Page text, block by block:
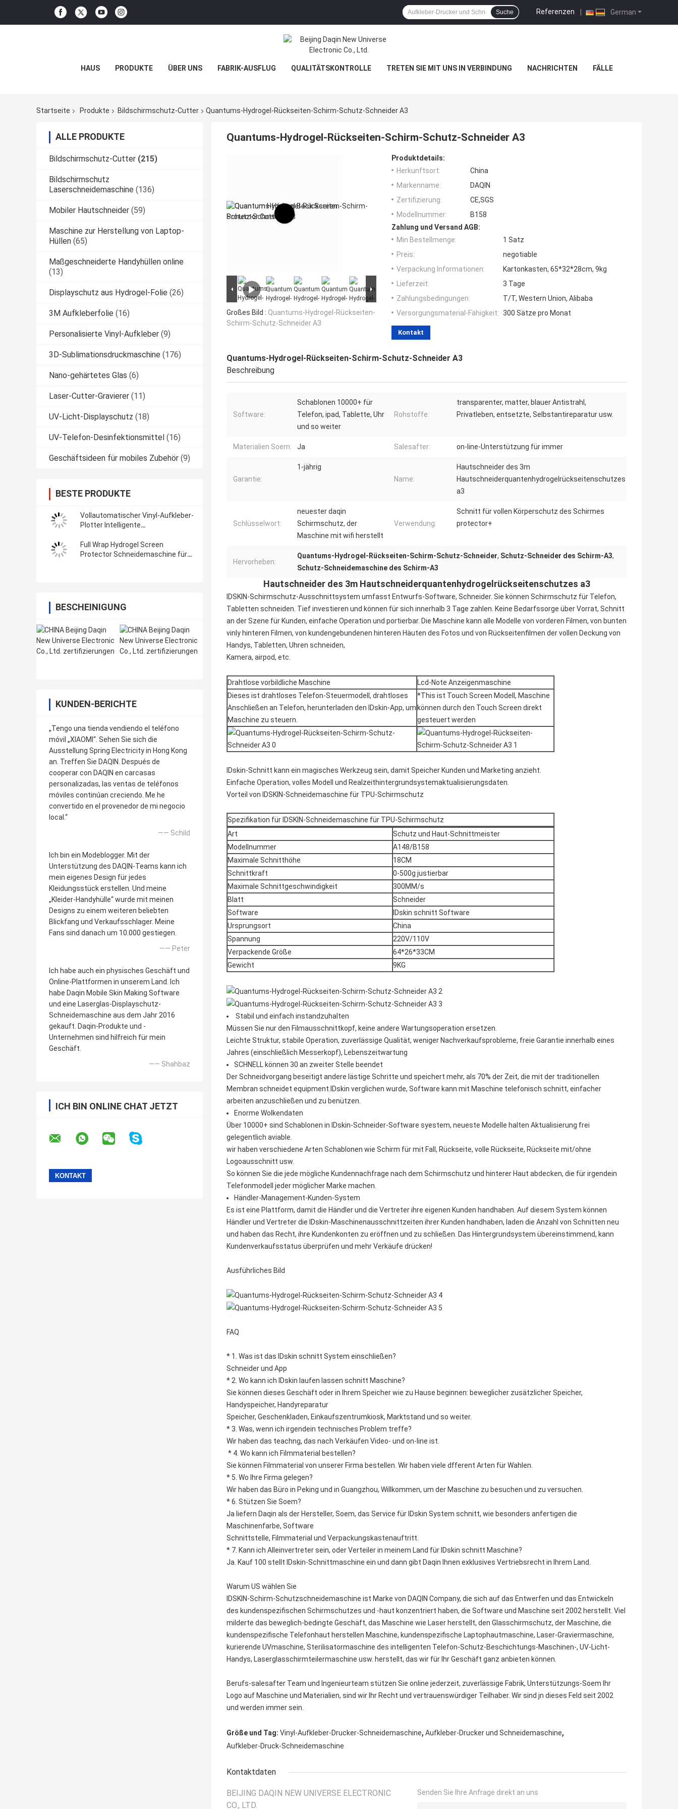
German
Referenzen |
Suche
HAUS PRODUKTE ÜBER UNS FABRIK-AUSFLUG QUALITÄTSKONTROLLE TRETEN SIE MIT UNS IN VERBINDUNG NACHRICHTEN FÄLLE
Startseite Produkte Bildschirmschutz-Cutter Quantums-Hydrogel-Rückseiten-Schirm-Schutz-Schneider A3
ALLE PRODUKTE
Bildschirmschutz-Cutter (215)
Bildschirmschutz
Laserschneidemaschine (136)
Mobiler Hautschneider (59)
Maschine zur Herstellung von Laptop-
Hüllen (65)
Maßgeschneiderte Handyhüllen online
(13)
Displayschutz aus Hydrogel-Folie (26)
3M Aufkleberfolie (16)
Personalisierte Vinyl-Aufkleber (9)
3D-Sublimationsdruckmaschine (176)
Nano-gehärtetes Glas (6)
Laser-Cutter-Gravierer (11)
UV-Licht-Displayschutz (18)
UV-Telefon-Desinfektionsmittel (16)
Geschäftsideen für mobiles Zubehör (9)
BESTE PRODUKTE
Vollautomatischer Vinyl-Aufkleber-
Plotter Intelligente
Bluetooth
Full Wrap Hydrogel Screen
Protector Schneidemaschine für
BESCHEINIGUNG
KUNDEN-BERICHTE
„Tengo una tienda vendiendo el teléfono
móvil „XIAOMI“. Sehen Sie sich die
Ausstellung Spring Electricity in Hong Kong
an. Treffen Sie DAQIN. Después de
cooperar con DAQIN en carcasas
personalizadas, las ventas de teléfonos
móviles continúan creciendo. Me he
convertido en el provenedor de mi negocio
local.“
—— Schild
Ich bin ein Modeblogger. Mit der
Unterstützung des DAQIN-Teams kann ich
mein eigenes Design für jedes
Kleidungsstück erstellen. Und meine
„Kleider-Handyhülle“ wurde mit meinen
Designs zu einem weiteren beliebten
Blickfang und Verkaufsschlager. Meine
Fans sind danach um 10.000 gestiegen.
—— Peter
Ich habe auch ein physisches Geschäft und
Online-Plattformen in unserem Land. Ich
habe Daqin Mobile Skin Making Software
und eine Laserglas-Displayschutz-
Schneidemaschine aus dem Jahr 2016
gekauft. Daqin-Produkte und -
Unternehmen sind hilfreich für mein
Geschäft.
—— Shahbaz
ICH BIN ONLINE CHAT JETZT
Quantums-Hydrogel-Rückseiten-Schirm-Schutz-Schneider A3
Großes Bild : Quantums-Hydrogel-Rückseiten-
Schirm-Schutz-Schneider A3
Produktdetails:
Herkunftsort:
China
Markenname:
DAQIN
Zertifizierung:
CE,SGS
Modellnummer:
B158
Zahlung und Versand AGB:
Min Bestellmenge:
1 Satz
Preis:
negotiable
Verpackung Informationen:
Kartonkasten, 65*32*28cm, 9kg
Lieferzeit:
3 Tage
Zahlungsbedingungen:
T/T, Western Union, Alibaba
Versorgungsmaterial-Fähigkeit: 300 Sätze pro Monat
Kontakt
Quantums-Hydrogel-Rückseiten-Schirm-Schutz-Schneider A3
Beschreibung
Software:
Schablonen 10000+ für
Telefon, ipad, Tablette, Uhr
und so weiter
Rohstoffe:
transparenter, matter, blauer Antistrahl,
Privatleben, entsetzte, Selbstantireparatur usw.
Materialien Soem: Ja Salesafter: on-line-Unterstützung für immer
Garantie:
1-jährig
Name:
Hautschneider des 3m
Hautschneiderquantenhydrogelrückseitenschutzes
a3
Schlüsselwort:
neuester daqin
Schirmschutz, der
Maschine mit wifi herstellt
Verwendung:
Schnitt für vollen Körperschutz des Schirmes
protector+
Hervorheben:
Quantums-Hydrogel-Rückseiten-Schirm-Schutz-Schneider, Schutz-Schneider des Schirm-A3,
Schutz-Schneidemaschine des Schirm-A3
Hautschneider des 3m Hautschneiderquantenhydrogelrückseitenschutzes a3
IDSKIN-Schirmschutz-Ausschnittsystem umfasst Entwurfs-Software, Schneider. Sie können Schirmschutz für Telefon,
Tabletten schneiden. Tief investieren und können für sich innerhalb 3 Tage zahlen. Keine Bedarfssorge über Vorrat, Schnitt
an der Szene für Kunden, einfache Operation und portierbar. Die Maschine kann alle Modelle von vorderen Filmen, von bunten
vinly hinteren Filmen, von kundengebundenen hinteren Häuten des Fotos und von Rückseitenfilmen der vollen Deckung von
Handys, Tabletten, Uhren schneiden,
Kamera, airpod, etc.
Drahtlose vorbildliche Maschine
Lcd-Note Anzeigenmaschine
Dieses ist drahtloses Telefon-Steuermodell, drahtloses
Anschließen an Telefon, herunterladen den IDskin-App, um
Maschine zu steuern.
*This ist Touch Screen Modell, Maschine
können durch den Touch Screen direkt
gesteuert werden
IDskin-Schnitt kann ein magisches Werkzeug sein, damit Speicher Kunden und Marketing anzieht.
Einfache Operation, volles Modell und Realzeithintergrundsystemaktualisierungsdaten.
Vorteil von IDSKIN-Schneidemaschine für TPU-Schirmschutz
Spezifikation für IDSKIN-Schneidemaschine für TPU-Schirmschutz
Art
Schutz und Haut-Schnittmeister
Modellnummer
A148/B158
Maximale Schnitthöhe
18CM
Schnittkraft
0-500g justierbar
Maximale Schnittgeschwindigkeit
300MM/s
Blatt
Schneider
Software
IDskin schnitt Software
Ursprungsort
China
Spannung
220V/110V
Verpackende Größe
64*26*33CM
Gewicht
9KG
Stabil und einfach instandzuhalten
Müssen Sie nur den Filmausschnittkopf, keine andere Wartungsoperation ersetzen.
Leichte Struktur, stabile Operation, zuverlässige Qualität, weniger Nachverkaufsprobleme, freie Garantie innerhalb eines
Jahres (einschließlich Messerkopf), Lebenszeitwartung
SCHNELL können 30 an zweiter Stelle beendet
Der Schneidvorgang beseitigt andere lästige Schritte und speichert mehr, als 70% der Zeit, die mit der traditionellen
Membran schneidet equipment.IDskin verglichen wurde, Software kann mit Maschine telefonisch schnitt, einfacher
arbeiten anzuschließen und zu benützen.
Enorme Wolkendaten
Über 10000+ sind Schablonen in IDskin-Schneider-Software syestem, neueste Modelle halten Aktualisierung frei
gelegentlich aviable.
wir haben verschiedene Arten Schablonen wie Schirm für mit Fall, Rückseite, volle Rückseite, Rückseite mit/ohne
Logoausschnitt usw.
So können Sie die jede mögliche Kundennachfrage nach dem Schirmschutz und hinterer Haut abdecken, die für irgendein
Telefonmodell jeder möglicher Marke machen.
Händler-Management-Kunden-System
Es ist eine Plattform, damit die Händler und die Vertreter ihre eigenen Kunden handhaben. Auf diesem System können
Händler und Vertreter die IDskin-Maschinenausschnittzeiten ihrer Kunden handhaben, laden die Anzahl von Schnitten neu
und haben das Recht, ihre Kundenkonten zu eröffnen und zu schließen. Das Hintergrundsystem übereinstimmend, kann
Kundenverkaufsstatus überprüfen und mehr Verkäufe drücken!
Ausführliches Bild
FAQ
* 1. Was ist das IDskin schnitt System einschließen?
Schneider und App
* 2. Wo kann ich IDskin laufen lassen schnitt Maschine?
Sie können dieses Geschäft oder in Ihrem Speicher wie zu Hause beginnen: beweglicher zusätzlicher Speicher,
Handyspeicher, Handyreparatur
Speicher, Geschenkladen, Einkaufszentrumkiosk, Marktstand und so weiter.
* 3. Was, wenn ich irgendein technisches Problem treffe?
Wir haben das teachng, das nach Verkäufen Video- und on-line ist.
* 4. Wo kann ich Filmmaterial bestellen?
Sie können Filmmaterial von unserer Firma bestellen. Wir haben viele dfferent Arten für Wahlen.
* 5. Wo Ihre Firma gelegen?
Wir haben das Büro in Peking und in Guangzhou, Willkommen, um der Maschine zu besuchen und zu versuchen.
* 6. Stützen Sie Soem?
Ja liefern Daqin als der Hersteller, Soem, das Service für IDskin System schnitt, wie besonders anfertigen die
Maschinenfarbe, Software
Schnittstelle, Filmmaterial und Verpackungskastenauftritt.
* 7. Kann ich Alleinvertreter sein, oder Verteiler in meinem Land für IDskin schnitt Maschine?
Ja. Kauf 100 stellt IDskin-Schnittmaschine ein und dann gibt Daqin Ihnen exklusives Vertriebsrecht in Ihrem Land.
Warum US wählen Sie
IDSKIN-Schirm-Schutzschneidemaschine ist Marke von DAQIN Company, die sich auf das Entwerfen und das Entwickeln
des kundenspezifischen Schirmschutzes und -haut konzentriert haben, die Software und Maschine seit 2002 herstellt. Viel
milderte das beweglich-bedingte Geschäft, das Maschine wie Laser herstellt, den Glasschirmschutz, der Maschine, die
kundenspezifische Telefonhaut herstellen Maschine, kundenspezifische Laptophautmaschine, Laser-Graviermaschine,
kurierende UVmaschine, Sterilisatormaschine des intelligenten Telefon-Schutz-Beschichtungs-Maschinen-, UV-Licht-
Handys, Laserglasschirmteilermaschine usw. herstellt, das wir für Ihr Geschäft ganz anbieten können.
Berufs-salesafter Team und Ingenieurteam stützen Sie online jederzeit, zuverlässige Fabrik, Unterstützungs-Soem Ihr
Logo auf Maschine und Materialien, sind wir Ihr Recht und vertrauenswürdiger Teilhaber. Wir sind jn dieses Feld seit 2002
und werden immer sein.
Größe und Tag: Vinyl-Aufkleber-Drucker-Schneidemaschine, Aufkleber-Drucker und Schneidemaschine,
Aufkleber-Druck-Schneidemaschine
Kontaktdaten
BEIJING DAQIN NEW UNIVERSE ELECTRONIC
CO., LTD.
Senden Sie Ihre Anfrage direkt an uns